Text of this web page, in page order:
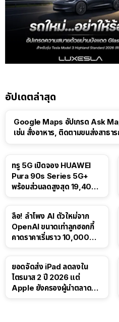
อัปเดตล่าสุด
Google Maps อัปเกรด Ask
เช่น สั่งอาหาร, ติดตามขนส่งสาธา
ทรู 5G เปิดจอง HUAWEI
Pura 90s Series 5G+
พร้อมส่วนลดสูงสุด 19,400
ลือ! ลำโพง AI ตัวใหม่จาก
OpenAI ขนาดเท่าลูกฮอกกี้
คาดราคาเริ่มราว 10,000
ยอดจัดส่ง iPad ลดลงใน
ไตรมาส 2 ปี 2026 แต่
Apple ยังครองผู้นำตลาด